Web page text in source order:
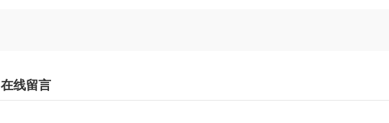
在线留言